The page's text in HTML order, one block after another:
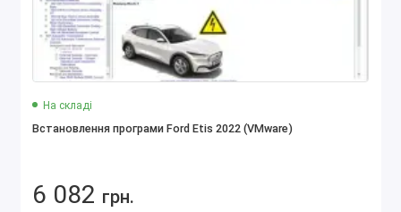
На складі
Встановлення програми Ford Etis 2022 (VMware)
6 082 грн.